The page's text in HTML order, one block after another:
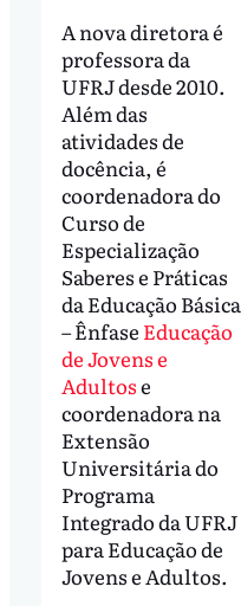
A nova diretora é
professora da
UFRJ desde 2010.
Além das
atividades de
docência, é
coordenadora do
Curso de
Especialização
Saberes e Práticas
da Educação Básica
– Ênfase Educação
de Jovens e
Adultose
coordenadora na
Extensão
Universitária do
Programa
Integrado da UFRJ
para Educação de
Jovens e Adultos.